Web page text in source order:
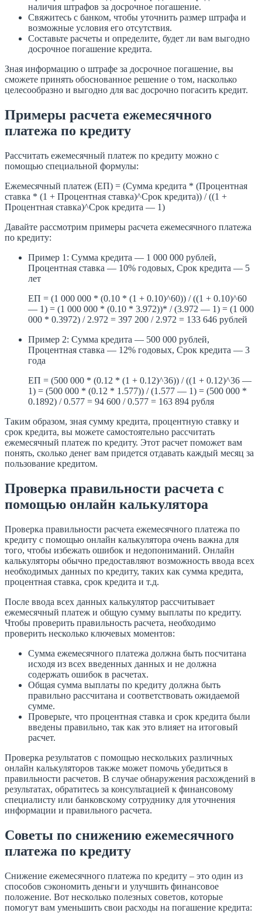
наличия штрафов за досрочное погашение.
Свяжитесь с банком, чтобы уточнить размер штрафа и
возможные условия его отсутствия.
Составьте расчеты и определите, будет ли вам выгодно
досрочное погашение кредита.
Зная информацию о штрафе за досрочное погашение, вы
сможете принять обоснованное решение о том, насколько
целесообразно и выгодно для вас досрочно погасить кредит.
Примеры расчета ежемесячного
платежа по кредиту
Рассчитать ежемесячный платеж по кредиту можно с
помощью специальной формулы:
Ежемесячный платеж (ЕП) = (Сумма кредита * (Процентная
ставка * (1 + Процентная ставка)^Срок кредита)) / ((1 +
Процентная ставка)^Срок кредита — 1)
Давайте рассмотрим примеры расчета ежемесячного платежа
по кредиту:
Пример 1: Сумма кредита — 1 000 000 рублей,
Процентная ставка — 10% годовых, Срок кредита — 5
лет
ЕП = (1 000 000 * (0.10 * (1 + 0.10)^60)) / ((1 + 0.10)^60
— 1) = (1 000 000 * (0.10 * 3.972))* / (3.972 — 1) = (1 000
000 * 0.3972) / 2.972 = 397 200 / 2.972 = 133 646 рублей
Пример 2: Сумма кредита — 500 000 рублей,
Процентная ставка — 12% годовых, Срок кредита — 3
года
ЕП = (500 000 * (0.12 * (1 + 0.12)^36)) / ((1 + 0.12)^36 —
1) = (500 000 * (0.12 * 1.577)) / (1.577 — 1) = (500 000 *
0.1892) / 0.577 = 94 600 / 0.577 = 163 894 рубля
Таким образом, зная сумму кредита, процентную ставку и
срок кредита, вы можете самостоятельно рассчитать
ежемесячный платеж по кредиту. Этот расчет поможет вам
понять, сколько денег вам придется отдавать каждый месяц за
пользование кредитом.
Проверка правильности расчета с
помощью онлайн калькулятора
Проверка правильности расчета ежемесячного платежа по
кредиту с помощью онлайн калькулятора очень важна для
того, чтобы избежать ошибок и недопониманий. Онлайн
калькуляторы обычно предоставляют возможность ввода всех
необходимых данных по кредиту, таких как сумма кредита,
процентная ставка, срок кредита и т.д.
После ввода всех данных калькулятор рассчитывает
ежемесячный платеж и общую сумму выплаты по кредиту.
Чтобы проверить правильность расчета, необходимо
проверить несколько ключевых моментов:
Сумма ежемесячного платежа должна быть посчитана
исходя из всех введенных данных и не должна
содержать ошибок в расчетах.
Общая сумма выплаты по кредиту должна быть
правильно рассчитана и соответствовать ожидаемой
сумме.
Проверьте, что процентная ставка и срок кредита были
введены правильно, так как это влияет на итоговый
расчет.
Проверка результатов с помощью нескольких различных
онлайн калькуляторов также может помочь убедиться в
правильности расчетов. В случае обнаружения расхождений в
результатах, обратитесь за консультацией к финансовому
специалисту или банковскому сотруднику для уточнения
информации и правильного расчета.
Советы по снижению ежемесячного
платежа по кредиту
Снижение ежемесячного платежа по кредиту – это один из
способов сэкономить деньги и улучшить финансовое
положение. Вот несколько полезных советов, которые
помогут вам уменьшить свои расходы на погашение кредита: